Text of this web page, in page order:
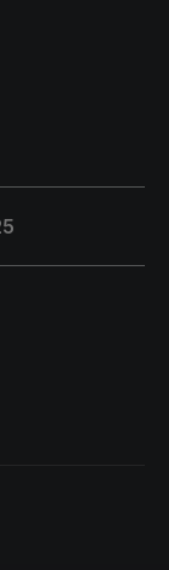
harmonię
świata
życiu,